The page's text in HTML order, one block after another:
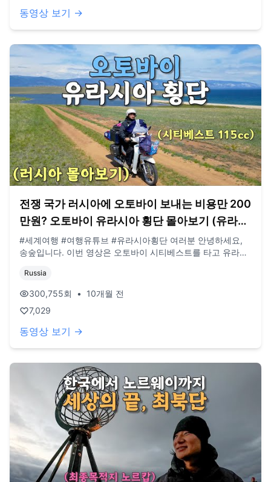
동영상 보기 →
전쟁 국가 러시아에 오토바이 보내는 비용만 200
만원? 오토바이 유라시아 횡단 몰아보기 (유라시
아 🇷🇺)
#세계여행 #여행유튜브 #유라시아횡단 여러분 안녕하세요,
송숲입니다. 이번 영상은 오토바이 시티베스트를 타고 유라시
감사드리고, 오늘도 행복한 하루 보내시길 바랍니다. 오늘도
사랑합니다. 비즈니스 이메일: biz@companyboat.com 개인
이메일: dlstjr8585@naver.com 인스타그램: song_forest 카
메라: GoPro12 black, Iphone 13 드론: DJI Mini Pro3
Russia
300,755회 •
10개월 전
7,029
동영상 보기 →